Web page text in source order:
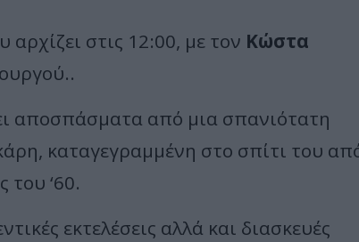
στις 12:00, με τον Κώστα
αποσπάσματα από μια σπανιότατη
καταγεγραμμένη στο σπίτι του
του ‘60.
εκτελέσεις αλλά και διασκευές